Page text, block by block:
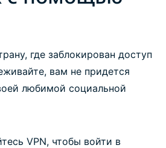
где заблокирован доступ
вам не придется
любимой социальной
VPN, чтобы войти в